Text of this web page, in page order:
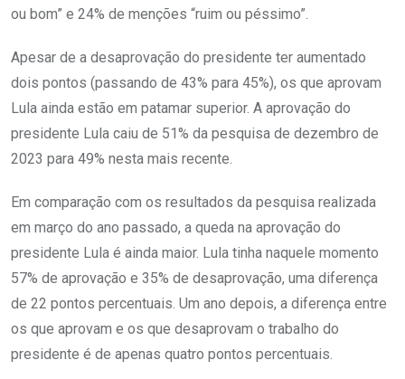
ou bom” e 24% de menções “ruim ou péssimo”.
Apesar de a desaprovação do presidente ter aumentado
dois pontos (passando de 43% para 45%), os que aprovam
Lula ainda estão em patamar superior. A aprovação do
presidente Lula caiu de 51% da pesquisa de dezembro de
2023 para 49% nesta mais recente.
Em comparação com os resultados da pesquisa realizada
em março do ano passado, a queda na aprovação do
presidente Lula é ainda maior. Lula tinha naquele momento
57% de aprovação e 35% de desaprovação, uma diferença
de 22 pontos percentuais. Um ano depois, a diferença entre
os que aprovam e os que desaprovam o trabalho do
presidente é de apenas quatro pontos percentuais.